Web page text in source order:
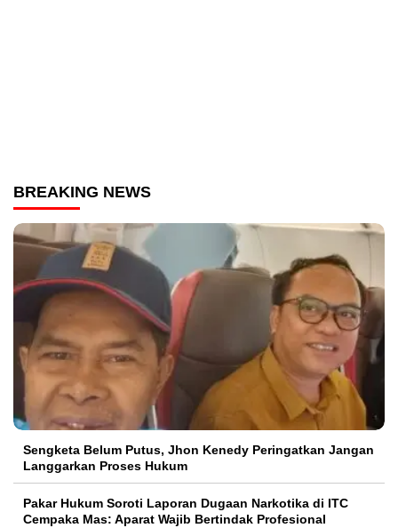
BREAKING NEWS
Sengketa Belum Putus, Jhon Kenedy Peringatkan Jangan
Langgarkan Proses Hukum
Pakar Hukum Soroti Laporan Dugaan Narkotika di ITC
Cempaka Mas: Aparat Wajib Bertindak Profesional